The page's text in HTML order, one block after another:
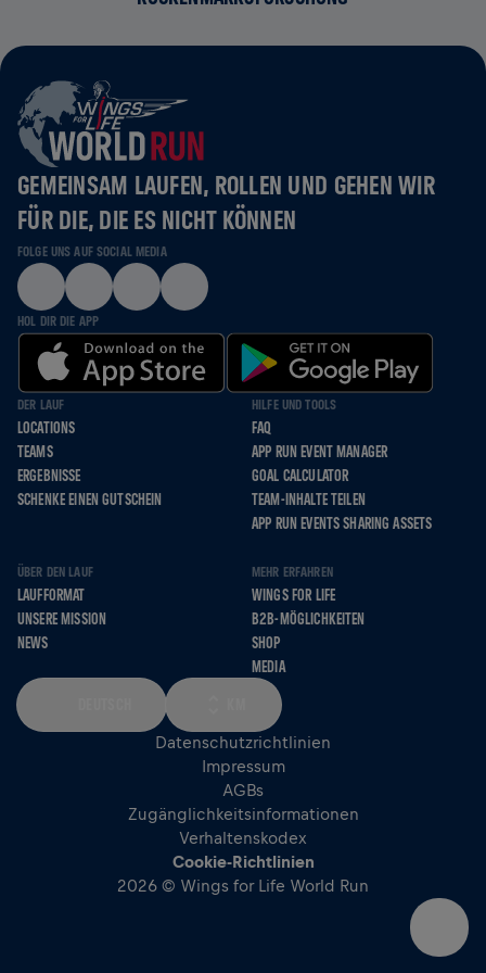
GEMEINSAM LAUFEN, ROLLEN UND GEHEN WIR
FÜR DIE, DIE ES NICHT KÖNNEN
FOLGE UNS AUF SOCIAL MEDIA
HOL DIR DIE APP
DER LAUF
LOCATIONS
TEAMS
ERGEBNISSE
SCHENKE EINEN GUTSCHEIN
HILFE UND TOOLS
FAQ
APP RUN EVENT MANAGER
GOAL CALCULATOR
TEAM-INHALTE TEILEN
APP RUN EVENTS SHARING ASSETS
ÜBER DEN LAUF
LAUFFORMAT
UNSERE MISSION
NEWS
MEHR ERFAHREN
WINGS FOR LIFE
B2B-MÖGLICHKEITEN
SHOP
MEDIA
Datenschutzrichtlinien
Impressum
AGBs
Zugänglichkeitsinformationen
Verhaltenskodex
Cookie-Richtlinien
2026 © Wings for Life World Run